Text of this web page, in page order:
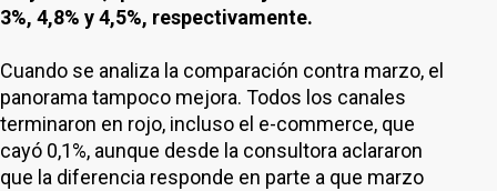
3%, 4,8% y 4,5%, respectivamente.
Cuando se analiza la comparación contra marzo, el
panorama tampoco mejora. Todos los canales
terminaron en rojo, incluso el e-commerce, que
cayó 0,1%, aunque desde la consultora aclararon
que la diferencia responde en parte a que marzo